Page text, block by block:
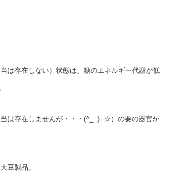
は存在しない）状態は、糖のエネルギー代謝が低
は存在しませんが・・・(^_−)−☆）の要の器官が
豆製品。